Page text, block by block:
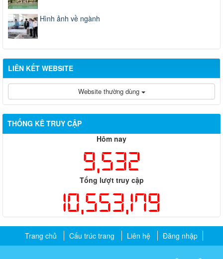
Hình ảnh về ngành
LIÊN KẾT WEBSITE
Website thường dùng
THỐNG KÊ TRUY CẬP
Hôm nay
9,532
Tổng lượt truy cập
10,553,179
Trang chủ Cấu trúc trang Liên hệ Đăng nhập